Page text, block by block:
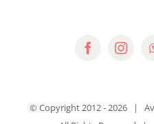
© Copyright 2012 -2026 |